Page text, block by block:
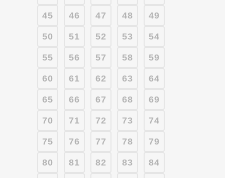
45 46 47 48 49
50 51 52 53 54
55 56 57 58 59
60 61 62 63 64
65 66 67 68 69
70 71 72 73 74
75 76 77 78 79
80 81 82 83 84